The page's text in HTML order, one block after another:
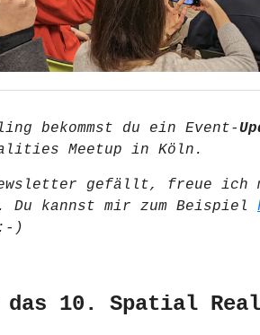
bekommst du ein Event-
Meetup in Köln.
gefällt, freue ich
Du kannst mir zum Beispiel
)
das 10. Spatial